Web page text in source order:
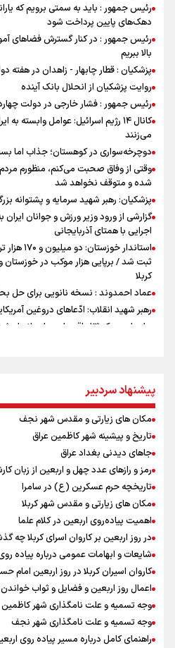
رئیس جمهور : باید به سمتی برویم که
دهک‌های پایین پرداخت شود
رئیس جمهور : در کنار گسترش فضاهای
بالا ببریم
پزشکیان : قطار چابهار - زاهدان در هفته
روایت پزشکیان از انحلال بانک آینده
رئیس جمهور : فشار خارجی در دولت
کانال ۱۴ رژیم اسرائیل: عوامل وابسته
می‌زنند
دوچرخه‌سواری در کوهستان؛ جذاب اما
وقتی از وفاق صحبت می‌کنم، منظورم
شده و متوقف نخواهد شد
پزشکیان: رهبر شهید سرمایه و پشتوانه
گزارشی از ورود وزیر ورزش و جوانان ایران
اجرایی با همتای آذربایجانی
استاندار
کربلا
عماد احمدوند : نسخه نانویی برای حل
رهبر شهید انقلاب: ادّعاهای دروغین
جابجایی مرکز ثقل اقتصاد جهان انجام
امیررضا غلامی، ملی پوش تکواندو :
بازی های آسیایی
کانادا دو مظنون تیراندازی در نزدیکی
نصیری: امیدوارم با خوشرنگ‌ترین مدال‌ها
حسینی در اردو به تیم انگیزه می‌دهد/
داشته باشد
رادین زینالی، ملی پوش تکواندو : قدم به
المپیک برسم
توافق دنیامالی و همتای آذربایجانی
جوانان ایران و جمهوری آذربایجان/
تازه‌ای در روابط ورزشی دو کشور
دانیال شه‌بخش: اردوی ازبکستان کیفیت فنی
مدال ناگویا باید قهرمانان جهان و
افزایش تعداد قربانیان تیراندازی در
پیشنهاد سردبیر
مکان های زیارتی و مقدس شهر نجف
تاریخ و پیشینه شهر کاظمین عراق
جاهای دیدنی بغداد عراق
رمز و رازهای عدد چهل و اربعین از زبان
تاریخچه حرم عسکرین (ع) در سامرا
مکان های زیارتی و مقدس شهر کربلا
اهمیت پیاده‌روی اربعین در کلام علما
در روز اربعین بر کاروان اسرای کربلا چه
شایعات و ابهامات عمومی درباره پیاده روی
کاروان اسیران کربلا در روز اربعین
اعمال روز اربعین و فضایل و ثواب خواندن
وجه تسمیه و علت نامگذاری شهر کاظمین
وجه تسمیه و علت نامگذاری شهر نجف
راهنمای کامل درباره مسیر پیاده روی